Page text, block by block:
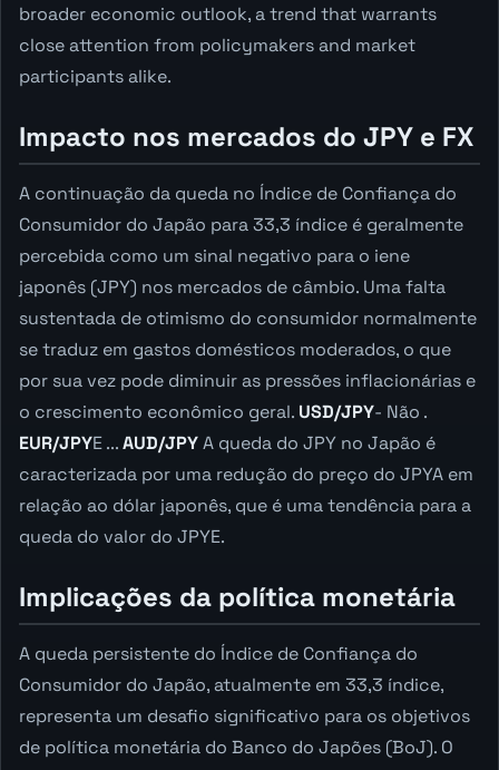
broader economic outlook, a trend that warrants
close attention from policymakers and market
participants alike.
Impacto nos mercados do JPY e FX
A continuação da queda no Índice de Confiança do
Consumidor do Japão para 33,3 índice é geralmente
percebida como um sinal negativo para o iene
japonês (JPY) nos mercados de câmbio. Uma falta
sustentada de otimismo do consumidor normalmente
se traduz em gastos domésticos moderados, o que
por sua vez pode diminuir as pressões inflacionárias e
o crescimento econômico geral. USD/JPY- Não .
EUR/JPYE ...AUD/JPYA queda do JPY no Japão é
caracterizada por uma redução do preço do JPYA em
relação ao dólar japonês, que é uma tendência para a
queda do valor do JPYE.
Implicações da política monetária
A queda persistente do Índice de Confiança do
Consumidor do Japão, atualmente em 33,3 índice,
representa um desafio significativo para os objetivos
de política monetária do Banco do Japões (BoJ). O